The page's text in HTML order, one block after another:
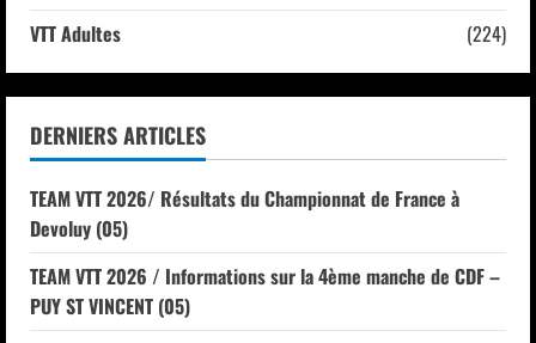
VTT Adultes
(224)
DERNIERS ARTICLES
TEAM VTT 2026/ Résultats du Championnat de France à
Devoluy (05)
TEAM VTT 2026 / Informations sur la 4ème manche de CDF –
PUY ST VINCENT (05)